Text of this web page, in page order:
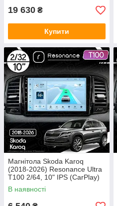
19 630 ₴
Купити
Магнітола Skoda Karoq
(2018-2026) Resonance Ultra
T100 2/64, 10" IPS (CarPlay)
В наявності